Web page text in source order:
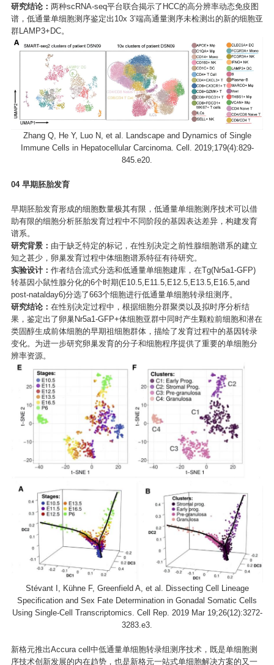
研究结论： 两种scRNA-seq平台联合揭示了HCC的高分辨率动态免疫图
谱，低通量单细胞测序鉴定出10x 3’端高通量测序未检测出的新的细胞亚
群LAMP3+DC。
Zhang Q, He Y, Luo N, et al. Landscape and Dynamics of Single
Immune Cells in Hepatocellular Carcinoma. Cell. 2019;179(4):829-
845.e20.
04 早期胚胎发育
早期胚胎发育形成的细胞数量极其有限，低通量单细胞测序技术可以借
助有限的细胞分析胚胎发育过程中不同阶段的基因表达差异，构建发育
谱系。
研究背景： 由于缺乏特定的标记，在性别决定之前性腺细胞谱系的建立
知之甚少，卵巢发育过程中体细胞谱系特征有待研究。
实验设计： 作者结合流式分选和低通量单细胞建库，在Tg(Nr5a1-GFP)
转基因小鼠性腺分化的6个时期(E10.5,E11.5,E12.5,E13.5,E16.5,and
post-natalday6)分选了663个细胞进行低通量单细胞转录组测序。
研究结论： 在性别决定过程中，根据细胞分群聚类以及拟时序分析结
果，鉴定出了卵巢Nr5a1-GFP+体细胞亚群中同时产生颗粒前细胞和潜在
类固醇生成前体细胞的早期祖细胞群体，描绘了发育过程中的基因转录
变化。为进一步研究卵巢发育的分子和细胞程序提供了重要的单细胞分
辨率资源。
Stévant I, Kühne F, Greenfield A, et al. Dissecting Cell Lineage
Specification and Sex Fate Determination in Gonadal Somatic Cells
Using Single-Cell Transcriptomics. Cell Rep. 2019 Mar 19;26(12):3272-
3283.e3.
新格元推出Accura cell中低通量单细胞转录组测序技术，既是单细胞测
序技术创新发展的内在趋势，也是新格元一站式单细胞解决方案的又一